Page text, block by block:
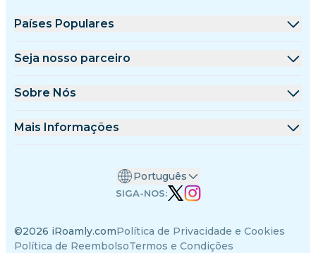
Países Populares
Estados Unidos
França
Índia
Seja nosso parceiro
Plataforma de Atacado
Documentação da API
Sobre Nós
Sobre a iRoamly
Mais Informações
Calculadora de Dados
Equipe de Autores
©2026 iRoamly.comPolítica de Privacidade e Cookies
Política de ReembolsoTermos e Condições
Português
SIGA-NOS: